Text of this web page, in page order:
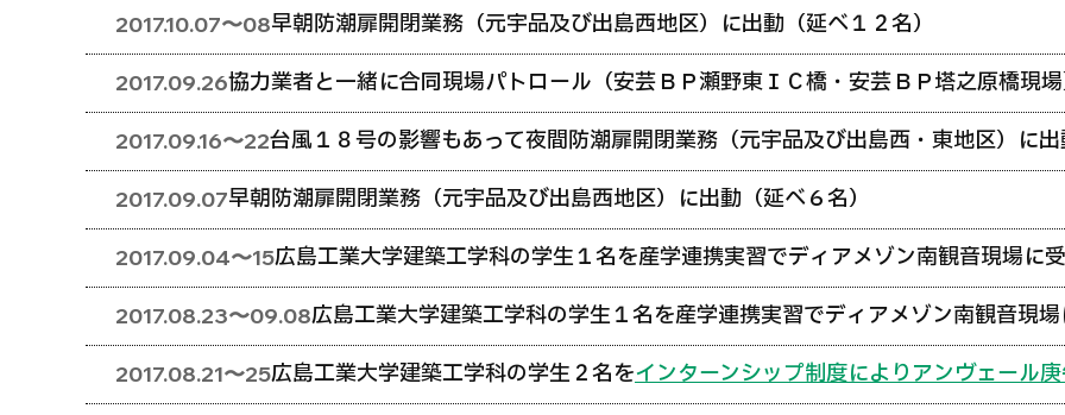
2017.10.07〜08早朝防潮扉開閉業務（元宇品及び出島西地区）に出動（延べ１２名）
2017.09.26協力業者と一緒に合同現場パトロール（安芸ＢＰ瀬野東ＩＣ橋・安芸ＢＰ塔之原橋現
2017.09.16〜22台風１８号の影響もあって夜間防潮扉開閉業務（元宇品及び出島西・東地区）に
2017.09.07早朝防潮扉開閉業務（元宇品及び出島西地区）に出動（延べ６名）
2017.09.04〜15広島工業大学建築工学科の学生１名を産学連携実習でディアメゾン南観音現場に
2017.08.23〜09.08広島工業大学建築工学科の学生１名を産学連携実習でディアメゾン南観音現
2017.08.21〜25広島工業大学建築工学科の学生２名をインターンシップ制度によりアンヴェール